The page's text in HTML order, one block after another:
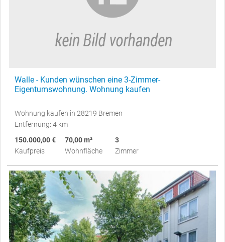
Walle - Kunden wünschen eine 3-Zimmer-
Eigentumswohnung. Wohnung kaufen
Wohnung kaufen in 28219 Bremen
Entfernung: 4 km
150.000,00 €
Kaufpreis
70,00 m²
Wohnfläche
3
Zimmer